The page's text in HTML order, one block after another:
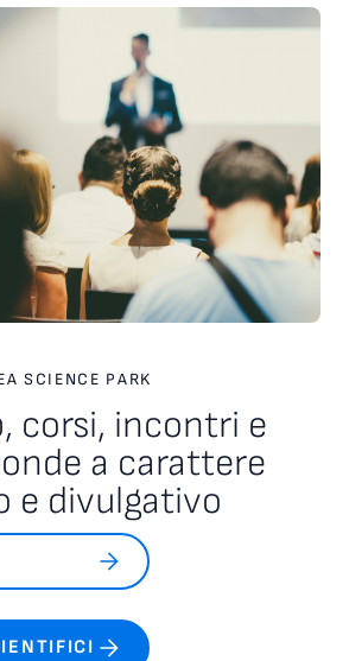
e Comune di Trieste, nell’ambito
Città della Conoscenza. A valutare i
composta da Nicola Bressi (Museo
di Trieste), Vieri Candelise (Università
(SISSA) e Valeria Filì (Università di
SCIENCE PARK
corsi, incontri e
a carattere
e divulgativo